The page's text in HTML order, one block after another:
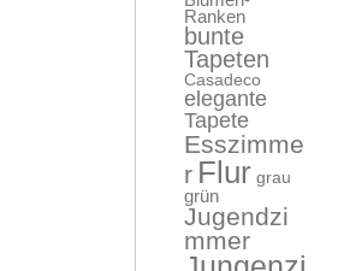
Ranken
bunte
Tapeten
Casadeco
elegante
Tapete
Esszimme
r Flur grau
grün
Jugendzi
mmer